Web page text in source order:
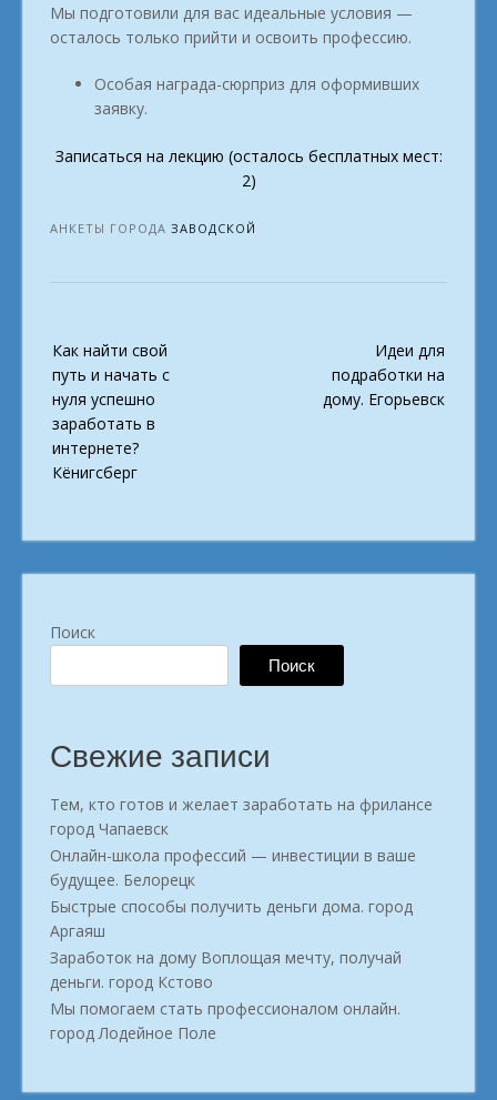
Мы подготовили для вас идеальные условия —
осталось только прийти и освоить профессию.
Особая награда-сюрприз для оформивших
заявку.
Записаться на лекцию (осталось бесплатных мест:
2)
АНКЕТЫ ГОРОДА ЗАВОДСКОЙ
navigation
Как найти свой
путь и начать с
нуля успешно
заработать в
интернете?
Кёнигсберг
Идеи для
подработки на
дому. Егорьевск
Поиск
Поиск
Свежие записи
Тем, кто готов и желает заработать на фрилансе
город Чапаевск
Онлайн-школа профессий — инвестиции в ваше
будущее. Белорецк
Быстрые способы получить деньги дома. город
Аргаяш
Заработок на дому Воплощая мечту, получай
деньги. город Кстово
Мы помогаем стать профессионалом онлайн.
город Лодейное Поле